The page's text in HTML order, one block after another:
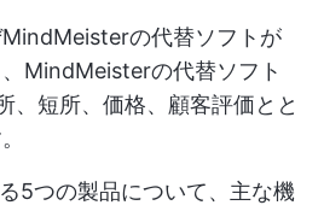
の代替ソフトが
MindMeisterの代替ソフト
、短所、価格、顧客評価とと
5つの製品について、主な機